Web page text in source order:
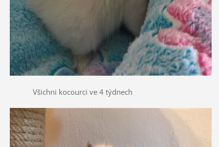
Všichni kocourci ve 4 týdnech